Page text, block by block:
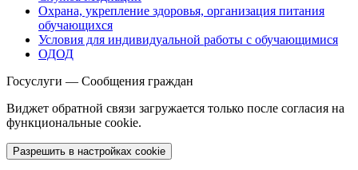
Охрана, укрепление здоровья, организация питания
обучающихся
Условия для индивидуальной работы с обучающимися
ОДОД
Госуслуги — Сообщения граждан
Виджет обратной связи загружается только после согласия на
функциональные cookie.
Разрешить в настройках cookie